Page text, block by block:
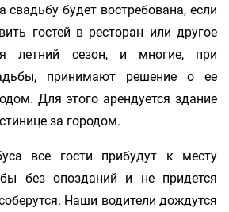
свадьбу будет востребована, если
гостей в ресторан или другое
летний сезон, и многие, при
принимают решение о ее
Для этого арендуется здание
за городом.
все гости прибудут к месту
без опозданий и не придется
Наши водители дождутся